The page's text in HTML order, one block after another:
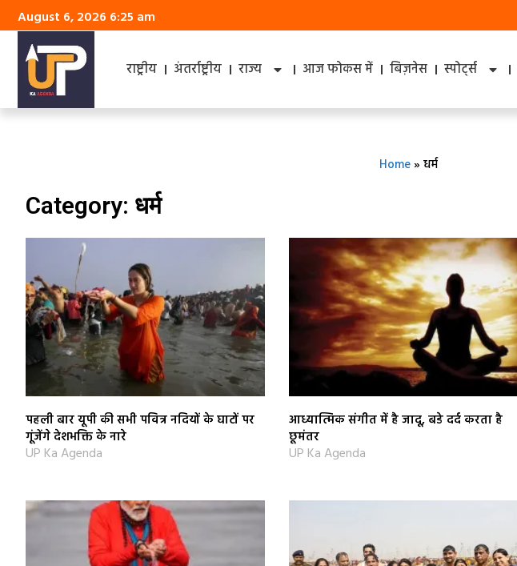
August 6, 2026 6:25 am
राष्ट्रीय अंतर्राष्ट्रीय राज्य आज फोकस में बिज़नेस स्पोर्ट्स
Home»धर्म
Category: धर्म
पहली बार यूपी की सभी पवित्र नदियों के घाटों पर
गूंजेंगे देशभक्ति के नारे
UP Ka Agenda
आध्यात्मिक संगीत में है जादू, बडे दर्द करता है
छूमंतर
UP Ka Agenda